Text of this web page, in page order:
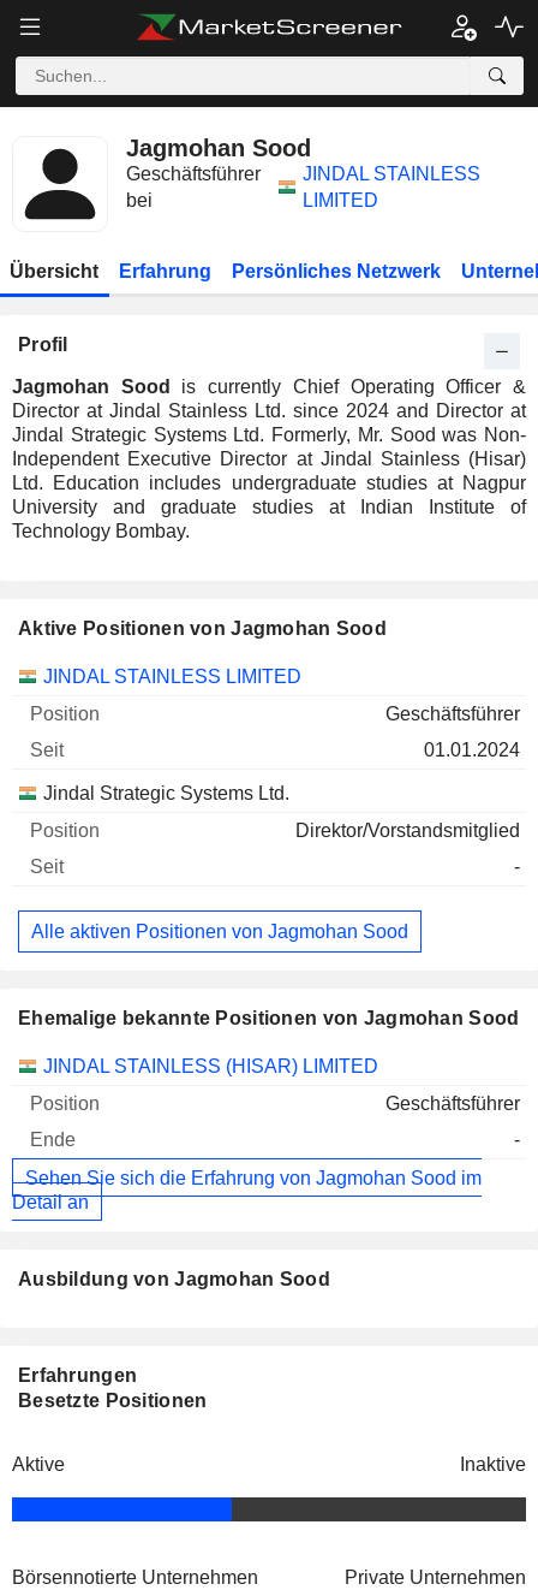
Jagmohan Sood
Geschäftsführer
bei
JINDAL STAINLESS
LIMITED
Übersicht Erfahrung Persönliches Netzwerk
Profil
Jagmohan Sood
is currently Chief Operating Officer &
Director at Jindal Stainless Ltd. since 2024 and Director at
Jindal Strategic Systems Ltd. Formerly, Mr. Sood was Non-
Independent Executive Director at Jindal Stainless (Hisar)
Ltd. Education includes undergraduate studies at Nagpur
University and graduate studies at Indian Institute of
Technology Bombay.
Aktive Positionen von Jagmohan Sood
Unternehmen Position Beginn
JINDAL STAINLESS LIMITED
Geschäftsführer
01.01.2024
Jindal Strategic Systems Ltd.
Direktor/Vorstandsmitglied
-
Alle aktiven Positionen von Jagmohan Sood
Ehemalige bekannte Positionen von Jagmohan Sood
Unternehmen Position Ende
JINDAL STAINLESS (HISAR) LIMITED
Geschäftsführer
-
Sehen Sie sich die Erfahrung von Jagmohan Sood im
Detail an
Ausbildung von Jagmohan Sood
Erfahrungen
Besetzte Positionen
Aktive Inaktive
Börsennotierte Unternehmen Private Unternehmen